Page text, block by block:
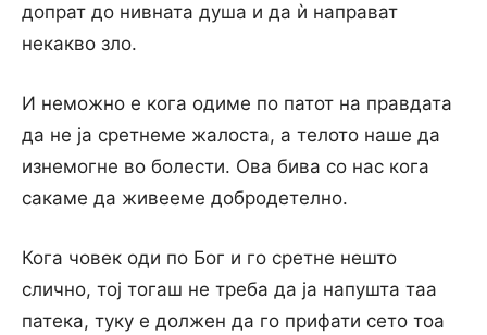
допрат до нивната душа и да ѝ направат
некакво зло.
И неможно е кога одиме по патот на правдата
да не ја сретнеме жалоста, а телото наше да
изнемогне во болести. Ова бива со нас кога
сакаме да живееме добродетелно.
Кога човек оди по Бог и го сретне нешто
слично, тој тогаш не треба да ја напушта таа
патека, туку е должен да го прифати сето тоа